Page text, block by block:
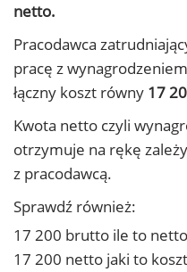
netto.
Pracodawca
pracę z
łączny koszt równy 17
Kwota netto czyli
otrzymuje na rękę
z pracodawcą.
Sprawdź również:
17 200 brutto ile to
17 200 netto jaki to